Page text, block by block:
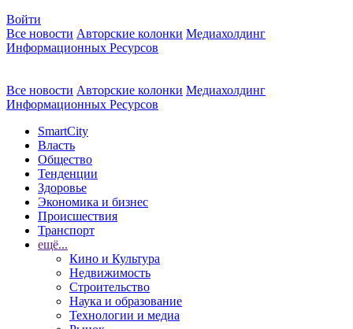
Войти
Все новости Авторские колонки Медиахолдинг
Информационных Ресурсов
Все новости Авторские колонки Медиахолдинг
Информационных Ресурсов
SmartCity
Власть
Общество
Тенденции
Здоровье
Экономика и бизнес
Происшествия
Транспорт
ещё...
Кино и Культура
Недвижимость
Строительство
Наука и образование
Технологии и медиа